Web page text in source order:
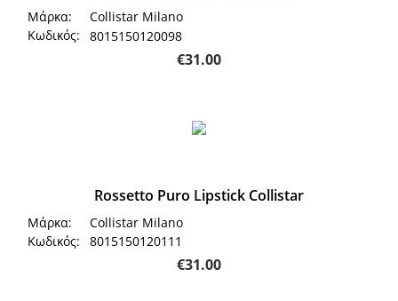
Μάρκα:
Collistar Milano
Κωδικός:
8015150120098
€31.00
Rossetto Puro Lipstick Collistar
Μάρκα:
Collistar Milano
Κωδικός:
8015150120111
€31.00